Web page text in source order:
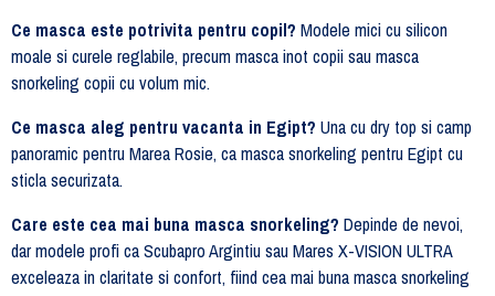
Ce masca este potrivita pentru copil? Modele mici cu silicon
moale si curele reglabile, precum masca inot copii sau masca
snorkeling copii cu volum mic.
Ce masca aleg pentru vacanta in Egipt? Una cu dry top si camp
panoramic pentru Marea Rosie, ca masca snorkeling pentru Egipt cu
sticla securizata.
Care este cea mai buna masca snorkeling? Depinde de nevoi,
dar modele profi ca Scubapro Argintiu sau Mares X-VISION ULTRA
exceleaza in claritate si confort, fiind cea mai buna masca snorkeling